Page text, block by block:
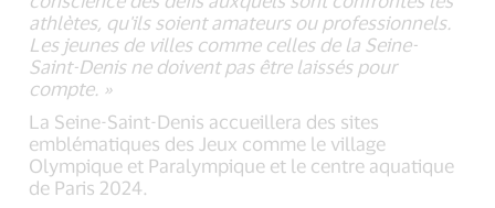
athlètes, qu'ils soient amateurs ou professionnels.
Les jeunes de villes comme celles de la Seine-
Saint-Denis ne doivent pas être laissés pour
compte. »
La Seine-Saint-Denis accueillera des sites
emblématiques des Jeux comme le village
Olympique et Paralympique et le centre aquatique
de Paris 2024.